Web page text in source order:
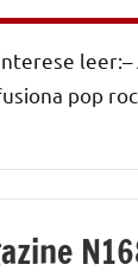
leer:–
pop